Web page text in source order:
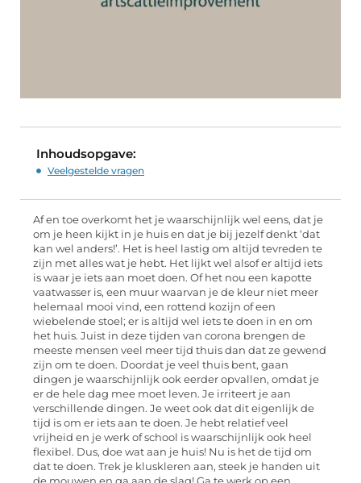
Inhoudsopgave:
Veelgestelde vragen
Af en toe overkomt het je waarschijnlijk wel eens, dat je
om je heen kijkt in je huis en dat je bij jezelf denkt ‘dat
kan wel anders!’. Het is heel lastig om altijd tevreden te
zijn met alles wat je hebt. Het lijkt wel alsof er altijd iets
is waar je iets aan moet doen. Of het nou een kapotte
vaatwasser is, een muur waarvan je de kleur niet meer
helemaal mooi vind, een rottend kozijn of een
wiebelende stoel; er is altijd wel iets te doen in en om
het huis. Juist in deze tijden van corona brengen de
meeste mensen veel meer tijd thuis dan dat ze gewend
zijn om te doen. Doordat je veel thuis bent, gaan
dingen je waarschijnlijk ook eerder opvallen, omdat je
er de hele dag mee moet leven. Je irriteert je aan
verschillende dingen. Je weet ook dat dit eigenlijk de
tijd is om er iets aan te doen. Je hebt relatief veel
vrijheid en je werk of school is waarschijnlijk ook heel
flexibel. Dus, doe wat aan je huis! Nu is het de tijd om
dat te doen. Trek je kluskleren aan, steek je handen uit